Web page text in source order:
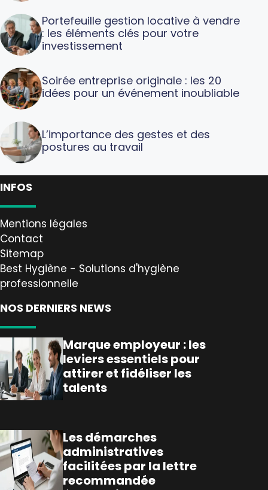
Portefeuille gestion locative à vendre
: les éléments clés pour votre
investissement
Soirée entreprise originale : les 20
idées pour un événement inoubliable
L’importance des gestes et des
postures au travail
INFOS
Mentions légales
Contact
Sitemap
Best Hygiène - Solutions d'hygiène
professionnelle
NOS DERNIERS NEWS
Marque employeur : les
leviers essentiels pour
attirer et fidéliser les
talents
Les démarches
administratives
facilitées par la lettre
recommandée